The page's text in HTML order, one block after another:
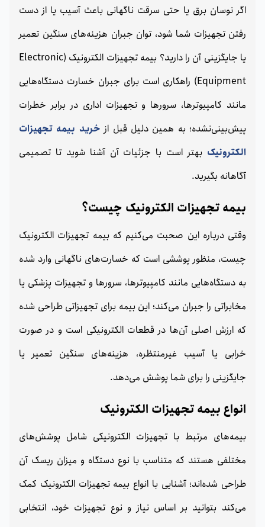
اگر نوسان برق یا حتی سرقت ناگهانی باعث آسیب یا از دست
رفتن تجهیزات شما شود، توان جبران هزینه‌های سنگین تعمیر
یا جایگزینی آن را دارید؟ بیمه تجهیزات الکترونیک (Electronic
Equipment) راهکاری است برای جبران خسارت دستگاه‌هایی
مانند کامپیوترها، سرورها و تجهیزات اداری در برابر خطرات
پیش‌بینی‌نشده؛ به همین دلیل قبل از خرید بیمه تجهیزات
الکترونیک بهتر است با جزئیات آن آشنا شوید تا تصمیمی
آگاهانه بگیرید.
بیمه تجهیزات الکترونیک چیست؟
وقتی درباره این صحبت می‌کنیم که بیمه تجهیزات الکترونیک
چیست، منظور پوششی است که خسارت‌های ناگهانی وارد شده
به دستگاه‌هایی مانند کامپیوترها، سرورها و تجهیزات پزشکی یا
مخابراتی را جبران می‌کند؛ این بیمه برای تجهیزاتی طراحی شده
که ارزش اصلی آن‌ها در قطعات الکترونیکی است و در صورت
خرابی یا آسیب غیرمنتظره، هزینه‌های سنگین تعمیر یا
جایگزینی را برای شما پوشش می‌دهد.
انواع بیمه تجهیزات الکترونیک
بیمه‌های مرتبط با تجهیزات الکترونیکی شامل پوشش‌های
مختلفی هستند که متناسب با نوع دستگاه و میزان ریسک آن
طراحی شده‌اند؛ آشنایی با انواع بیمه تجهیزات الکترونیک کمک
می‌کند بتوانید بر اساس نیاز و نوع تجهیزات خود، انتخابی